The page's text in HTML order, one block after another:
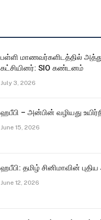
பள்ளி மாணவர்களிடத்தில்
கட்சியினர்: SIO கண்டனம்
July 3, 2026
ஹபீபி – அன்பின் வழியது
June 15, 2026
ஹபீபி: தமிழ் சினிமாவின்
June 12, 2026